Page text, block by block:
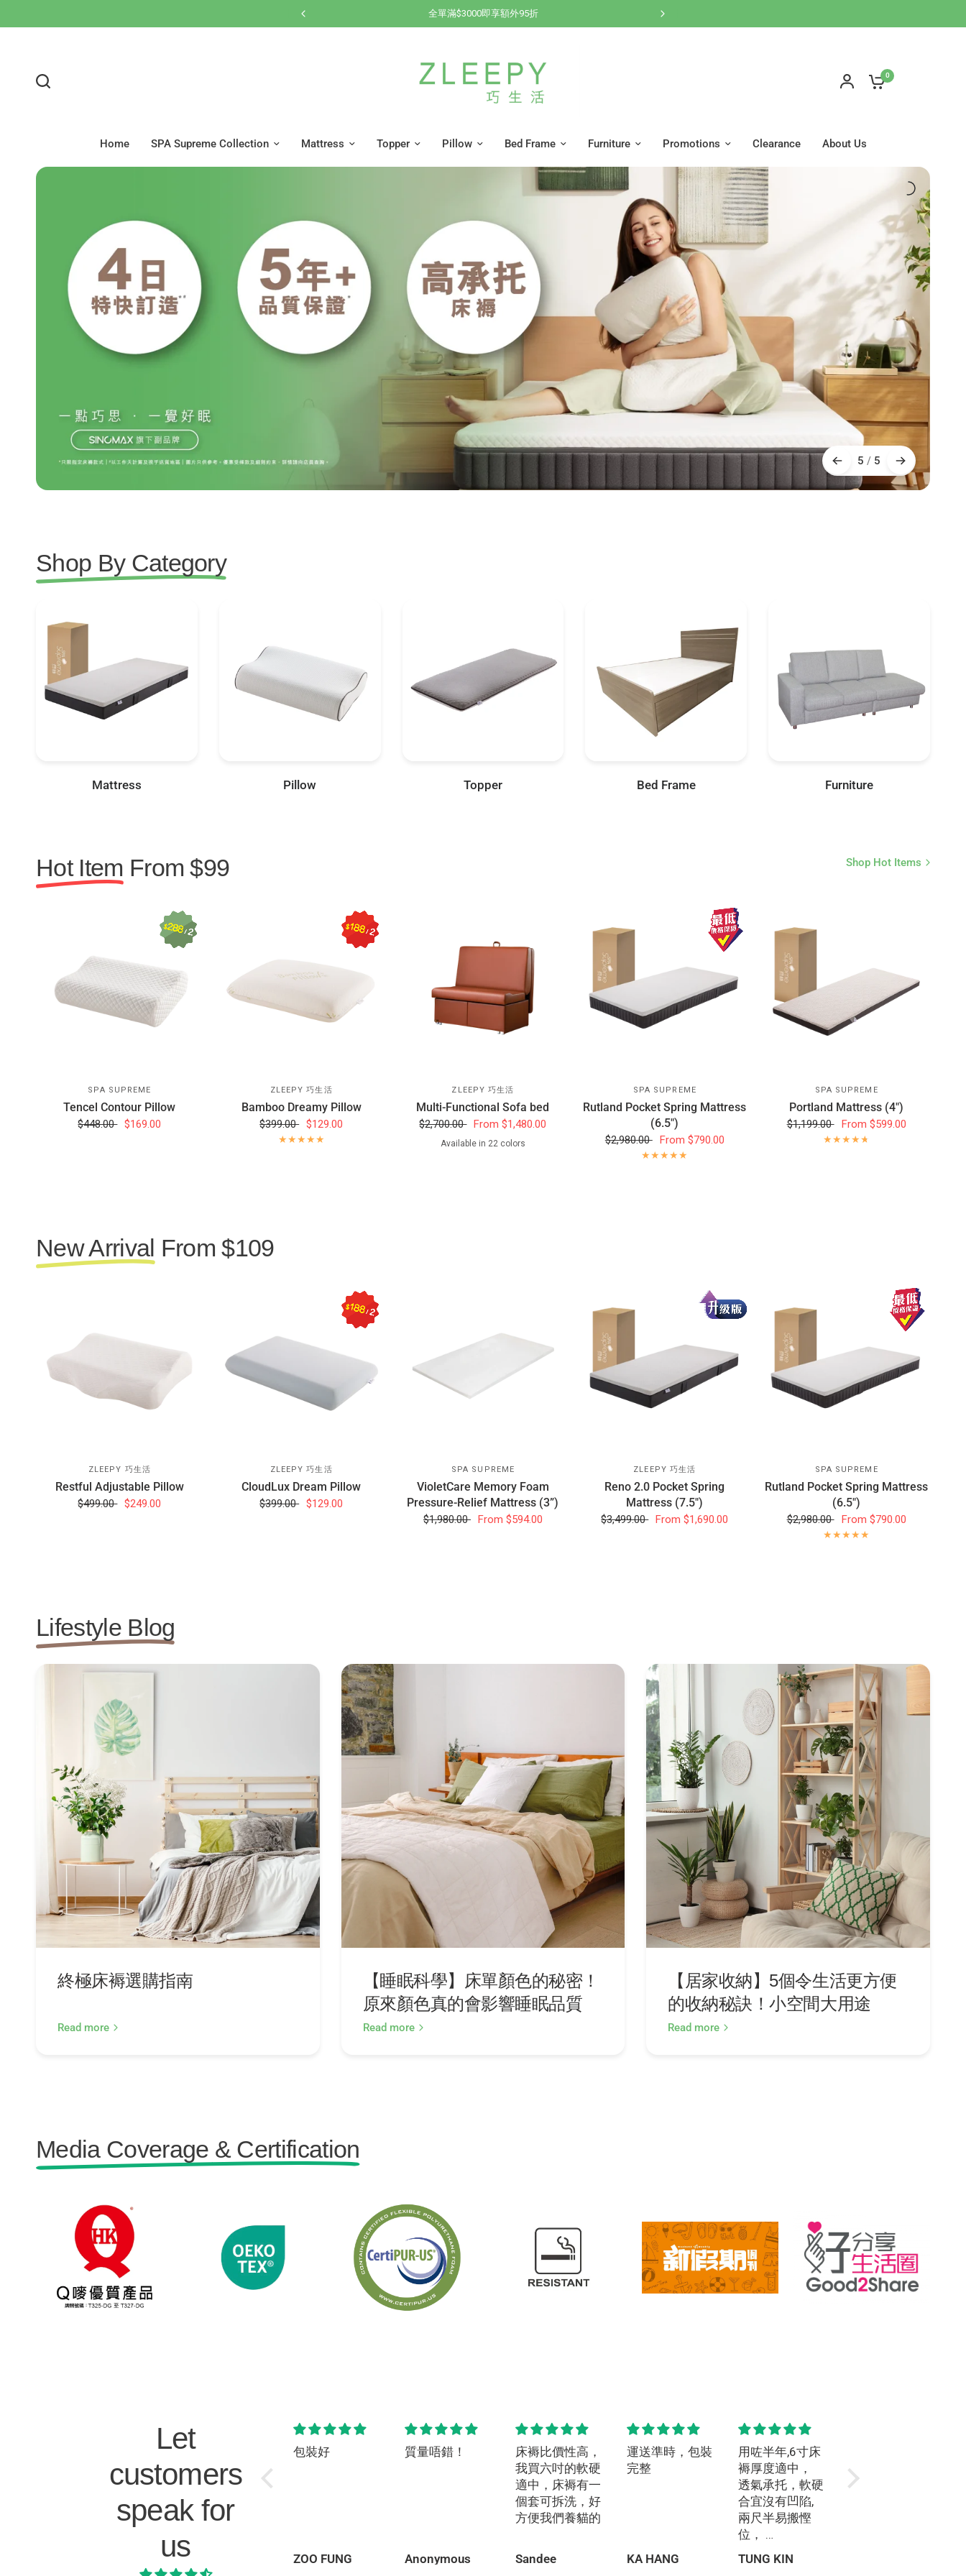
全單滿$3000即享額外95折
0
Home SPA Supreme Collection Mattress Topper Pillow Bed Frame Furniture Promotions Clearance About Us
5 / 5
Shop By Category
Mattress Pillow Topper Bed Frame Furniture
Hot Item From $99 Shop Hot Items
SPA SUPREME
Tencel Contour Pillow
$448.00 $169.00
ZLEEPY 巧生活
Bamboo Dreamy Pillow
$399.00 $129.00
ZLEEPY 巧生活
Multi-Functional Sofa bed
$2,700.00 From $1,480.00
Available in 22 colors
SPA SUPREME
Rutland Pocket Spring Mattress
(6.5")
$2,980.00 From $790.00
SPA SUPREME
Portland Mattress (4")
$1,199.00 From $599.00
New Arrival From $109
ZLEEPY 巧生活
Restful Adjustable Pillow
$499.00 $249.00
ZLEEPY 巧生活
CloudLux Dream Pillow
$399.00 $129.00
SPA SUPREME
VioletCare Memory Foam
Pressure-Relief Mattress (3”)
$1,980.00 From $594.00
ZLEEPY 巧生活
Reno 2.0 Pocket Spring
Mattress (7.5")
$3,499.00 From $1,690.00
SPA SUPREME
Rutland Pocket Spring Mattress
(6.5")
$2,980.00 From $790.00
Lifestyle Blog
終極床褥選購指南
Read more
【睡眠科學】床單顏色的秘密！
原來顏色真的會影響睡眠品質
Read more
【居家收納】5個令生活更方便
的收納秘訣！小空間大用途
Read more
Media Coverage & Certification
Let
customers
speak for
us
送貨可以五日內
這個價錢完全對
得上這個質素(甚
至比想像中更
好)，有預算限制
的話我會推這個
Lung Wai Wong
包裝好
ZOO FUNG
質量唔錯！
Anonymous
床褥比價性高，
我買六吋的軟硬
適中，床褥有一
個套可拆洗，好
方便我們養貓的
Sandee
運送準時，包裝
完整
KA HANG
用咗半年,6寸床
褥厚度適中，
透氣承托，軟硬
合宜沒有凹陷,
兩尺半易搬慳
位，
安睡推薦!
TUNG KIN
中，4”厚度也很
足夠，也很輕薄